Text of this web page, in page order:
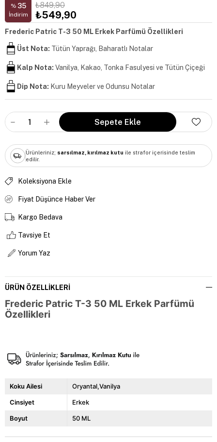
% 35
İndirim
₺849,90
₺549,90
Frederic Patric T-3 50 ML Erkek Parfümü Özellikleri
Üst Nota: Tütün Yaprağı, Baharatlı Notalar
Kalp Nota: Vanilya, Kakao, Tonka Fasulyesi ve Tütün Çiçeği
Dip Nota: Kuru Meyveler ve Odunsu Notalar
Ürünleriniz; sarsılmaz, kırılmaz kutu ile strafor içerisinde teslim
edilir.
Koleksiyona Ekle
Fiyat Düşünce Haber Ver
Kargo Bedava
Tavsiye Et
Yorum Yaz
ÜRÜN ÖZELLIKLERI
Frederic Patric T-3 50 ML Erkek Parfümü
Özellikleri
Koku Ailesi Oryantal,Vanilya
Cinsiyet Erkek
Boyut 50 ML